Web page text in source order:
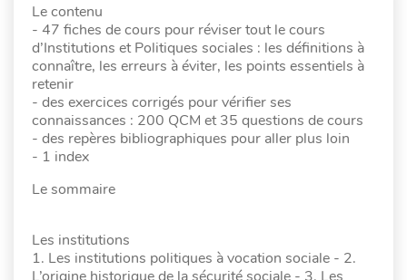
Le contenu
- 47 fiches de cours pour réviser tout le cours
d’Institutions et Politiques sociales : les définitions à
connaître, les erreurs à éviter, les points essentiels à
retenir
- des exercices corrigés pour vérifier ses
connaissances : 200 QCM et 35 questions de cours
- des repères bibliographiques pour aller plus loin
- 1 index
Le sommaire
Les institutions
1. Les institutions politiques à vocation sociale - 2.